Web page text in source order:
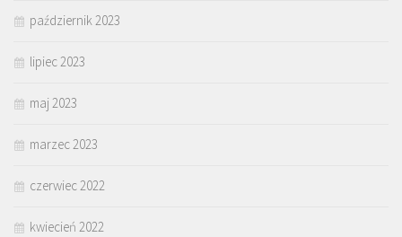
październik 2023
lipiec 2023
maj 2023
marzec 2023
czerwiec 2022
kwiecień 2022